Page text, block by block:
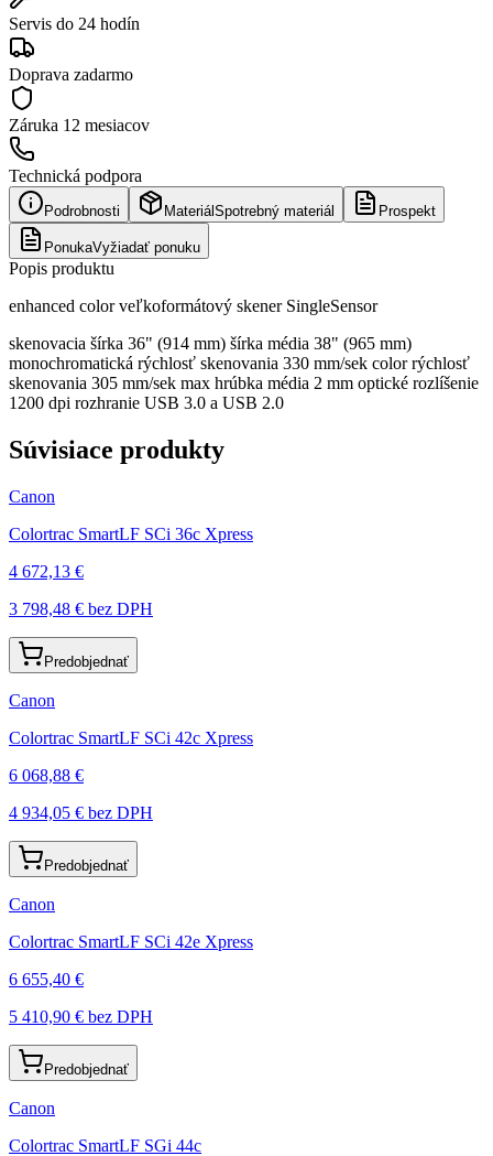
Servis do 24 hodín
Doprava zadarmo
Záruka 12 mesiacov
Technická podpora
Podrobnosti Materiál Spotrebný materiál Prospekt
PonukaVyžiadať ponuku
Popis produktu
enhanced color veľkoformátový skener SingleSensor
skenovacia šírka 36" (914 mm) šírka média 38" (965 mm)
monochromatická rýchlosť skenovania 330 mm/sek color rýchlosť
skenovania 305 mm/sek max hrúbka média 2 mm optické rozlíšenie
1200 dpi rozhranie USB 3.0 a USB 2.0
Súvisiace produkty
Canon
Colortrac SmartLF SCi 36c Xpress
4 672,13 €
3 798,48 € bez DPH
Predobjednať
Canon
Colortrac SmartLF SCi 42c Xpress
6 068,88 €
4 934,05 € bez DPH
Predobjednať
Canon
Colortrac SmartLF SCi 42e Xpress
6 655,40 €
5 410,90 € bez DPH
Predobjednať
Canon
Colortrac SmartLF SGi 44c